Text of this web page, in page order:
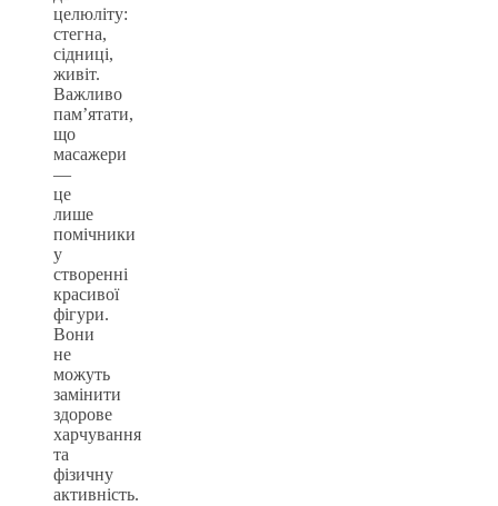
целюліту:
стегна,
сідниці,
живіт.
Важливо
пам’ятати,
що
масажери
—
це
лише
помічники
у
створенні
красивої
фігури.
Вони
не
можуть
замінити
здорове
харчування
та
фізичну
активність.